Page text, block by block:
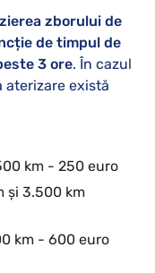
zborului de
de timpul de
3 ore. În cazul
aterizare există
km - 250 euro
şi 3.500 km
km - 600 euro